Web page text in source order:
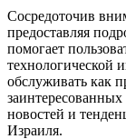
Сосредоточив
предоставляя
помогает
технологической
обслуживать как
новостей и
Израиля.